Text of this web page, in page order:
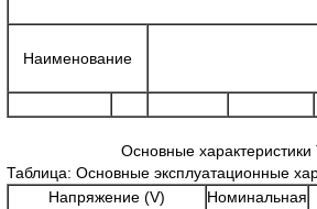
Наименование
Основные
Таблица: Основные эксплуатационные
Напряжение (V)
Номинальная